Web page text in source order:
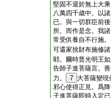
堅固不退於無上大
八萬四千歳中。以
已。與一切群臣前
所。而作是念。我
常受供養自不行施
可還家捨財布施修
耶。爾時普光明王
告師子進菩薩言。
力。
7 大菩薩變
邪心使得正見。爲
子進菩薩即時入定